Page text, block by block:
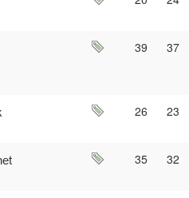
39 37
26 23
35 32